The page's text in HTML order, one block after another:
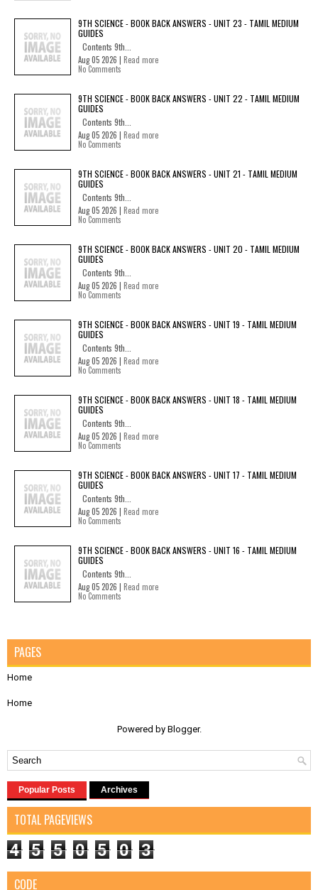
9TH SCIENCE - BOOK BACK ANSWERS - UNIT 23 - TAMIL MEDIUM
GUIDES
Contents 9th...
Aug 05 2026 | Read more
No Comments
9TH SCIENCE - BOOK BACK ANSWERS - UNIT 22 - TAMIL MEDIUM
GUIDES
Contents 9th...
Aug 05 2026 | Read more
No Comments
9TH SCIENCE - BOOK BACK ANSWERS - UNIT 21 - TAMIL MEDIUM
GUIDES
Contents 9th...
Aug 05 2026 | Read more
No Comments
9TH SCIENCE - BOOK BACK ANSWERS - UNIT 20 - TAMIL MEDIUM
GUIDES
Contents 9th...
Aug 05 2026 | Read more
No Comments
9TH SCIENCE - BOOK BACK ANSWERS - UNIT 19 - TAMIL MEDIUM
GUIDES
Contents 9th...
Aug 05 2026 | Read more
No Comments
9TH SCIENCE - BOOK BACK ANSWERS - UNIT 18 - TAMIL MEDIUM
GUIDES
Contents 9th...
Aug 05 2026 | Read more
No Comments
9TH SCIENCE - BOOK BACK ANSWERS - UNIT 17 - TAMIL MEDIUM
GUIDES
Contents 9th...
Aug 05 2026 | Read more
No Comments
9TH SCIENCE - BOOK BACK ANSWERS - UNIT 16 - TAMIL MEDIUM
GUIDES
Contents 9th...
Aug 05 2026 | Read more
No Comments
PAGES
Home
Home
Powered by Blogger.
Popular Posts Archives
TOTAL PAGEVIEWS
4 5 5 0 5 0 3
CODE